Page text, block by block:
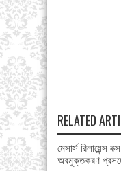
RELATED
মেসার্স রিলায়েন্স
অবমুক্তকরণ